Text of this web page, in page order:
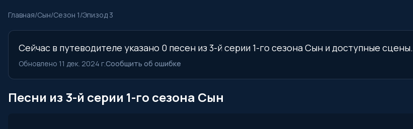
Главная/Сын/Сезон 1/Эпизод 3
Сейчас в путеводителе указано 0 песен из 3-й серии 1-го сезона Сын и доступные сцены.
Обновлено 11 дек. 2024 г.Сообщить об ошибке
Песни из 3-й серии 1-го сезона Сын